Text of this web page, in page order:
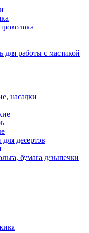
для работы с мастикой
насадки
десертов
бумага д/выпечки